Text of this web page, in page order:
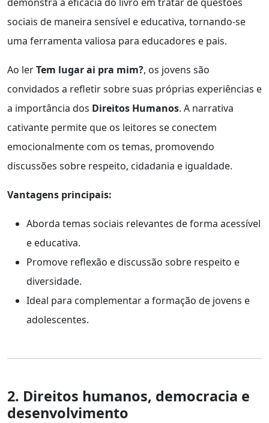
sociais de maneira sensível e educativa, tornando-se
uma ferramenta valiosa para educadores e pais.
Ao lerTem lugar ai pra mim?, os jovens são
convidados a refletir sobre suas próprias experiências e
a importância dos Direitos Humanos. A narrativa
cativante permite que os leitores se conectem
emocionalmente com os temas, promovendo
discussões sobre respeito, cidadania e igualdade.
Vantagens principais:
Aborda temas sociais relevantes de forma acessível
e educativa.
Promove reflexão e discussão sobre respeito e
diversidade.
Ideal para complementar a formação de jovens e
adolescentes.
2. Direitos humanos, democracia e
desenvolvimento